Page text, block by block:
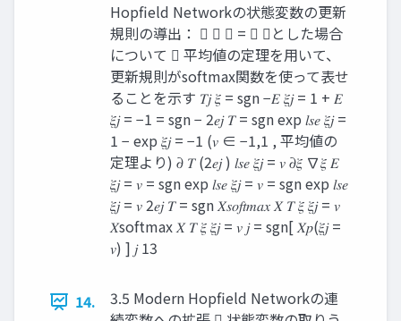
Hopfield Networkの状態変数の更新
規則の導出：  𝐹 𝑥 = 𝑒 𝑥とした場合
について  平均値の定理を用いて、
更新規則がsoftmax関数を使って表せ
ることを示す 𝑇𝑗 𝜉 = sgn −𝐸 𝜉𝑗 = 1 + 𝐸
𝜉𝑗 = −1 = sgn − 2𝑒𝑗 𝑇 = sgn exp 𝑙𝑠𝑒 𝜉𝑗 =
1 − exp 𝜉𝑗 = −1 (𝑣 ∈ −1,1 , 平均値の
定理より) 𝜕 𝑇 (2𝑒𝑗 ) 𝑙𝑠𝑒 𝜉𝑗 = 𝑣 𝜕𝜉 ∇𝜉 𝐸
𝜉𝑗 = 𝑣 = sgn exp 𝑙𝑠𝑒 𝜉𝑗 = 𝑣 = sgn exp 𝑙𝑠𝑒
𝜉𝑗 = 𝑣 2𝑒𝑗 𝑇 = sgn 𝑋𝑠𝑜𝑓𝑡𝑚𝑎𝑥 𝑋 𝑇 𝜉 𝜉𝑗 = 𝑣
𝑋softmax 𝑋 𝑇 𝜉 𝜉𝑗 = 𝑣 𝑗 = sgn[ 𝑋𝑝(𝜉𝑗 =
𝑣) ] 𝑗 13
14.
3.5 Modern Hopfield Networkの連